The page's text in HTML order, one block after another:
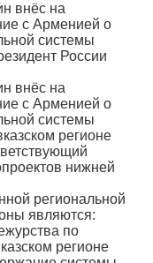
внёс на
с Арменией о
системы
России
внёс на
с Арменией о
системы
регионе
нижней
региональной
являются:
по
регионе